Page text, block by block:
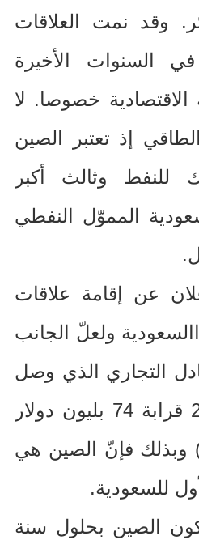
. وقد نمت العلاقات
في السنوات الأخيرة
الاقتصادية خصوصا. لا
إذ تعتبر الصين
للنفط وثالث أكبر
المموّل النفطي
.
عن إقامة علاقات
ولعلّ الجانب
التجاري الذي وصل
قرابة 74 بليون دولار
وبذلك فإنّ الصين هي
للسعودية.
الصين بحلول سنة